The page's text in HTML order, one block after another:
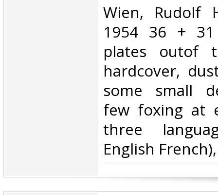
‎Wien, Rudolf
1954 36 +
plates outof
hardcover,
some small
few foxing at
three
English